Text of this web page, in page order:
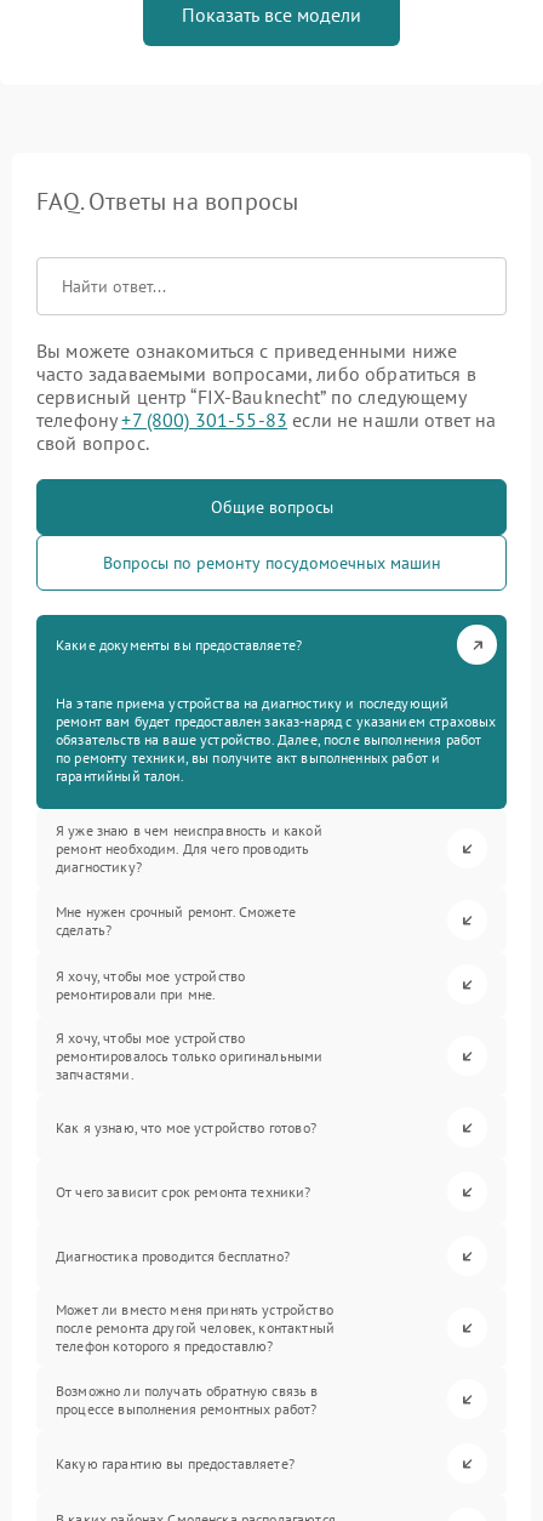
Показать все модели
FAQ. Ответы на вопросы
Вы можете ознакомиться с приведенными ниже
часто задаваемыми вопросами, либо обратиться в
сервисный центр “FIX-Bauknecht” по следующему
телефону+7 (800) 301-55-83 если не нашли ответ на
свой вопрос.
Общие вопросы
Вопросы по ремонту посудомоечных машин
Какие документы вы предоставляете?
На этапе приема устройства на диагностику и последующий
ремонт вам будет предоставлен заказ-наряд с указанием страховых
обязательств на ваше устройство. Далее, после выполнения работ
по ремонту техники, вы получите акт выполненных работ и
гарантийный талон.
Я уже знаю в чем неисправность и какой
ремонт необходим. Для чего проводить
диагностику?
Мне нужен срочный ремонт. Сможете
сделать?
Я хочу, чтобы мое устройство
ремонтировали при мне.
Я хочу, чтобы мое устройство
ремонтировалось только оригинальными
запчастями.
Как я узнаю, что мое устройство готово?
От чего зависит срок ремонта техники?
Диагностика проводится бесплатно?
Может ли вместо меня принять устройство
после ремонта другой человек, контактный
телефон которого я предоставлю?
Возможно ли получать обратную связь в
процессе выполнения ремонтных работ?
Какую гарантию вы предоставляете?